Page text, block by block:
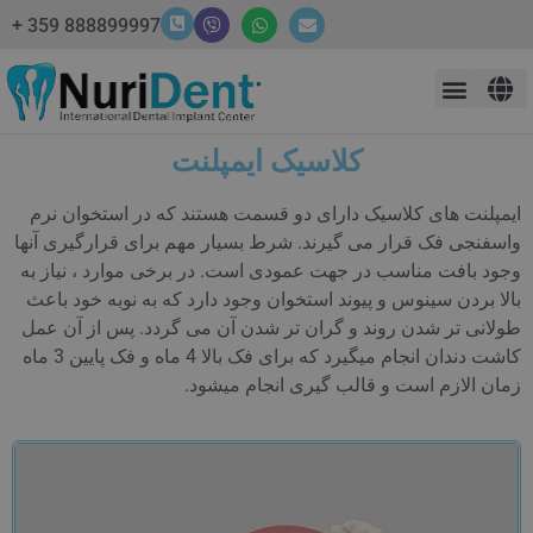
888899997 359 +
کلاسیک ایمپلنت
ایمپلنت های کلاسیک دارای دو قسمت هستند که در استخوان نرم
واسفنجی فک قرار می گیرند. شرط بسیار مهم برای قرارگیری آنها
وجود بافت مناسب در جهت عمودی است. در برخی موارد ، نیاز به
بالا بردن سینوس و پیوند استخوان وجود دارد که به نوبه خود باعث
طولانی تر شدن روند و گران تر شدن آن می گردد. پس از آن عمل
کاشت دندان انجام میگیرد که برای فک بالا 4 ماه و فک پایین 3 ماه
زمان الازم است و قالب گیری انجام میشود.